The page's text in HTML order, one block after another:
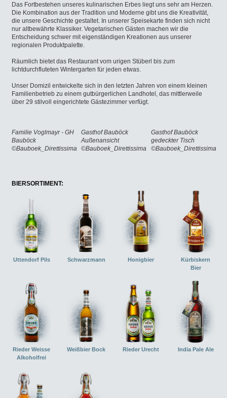
Das Fortbestehen unseres kulinarischen Erbes liegt uns sehr am Herzen.
Die Kombination aus der Tradition und Moderne gibt uns die Kreativität,
die unsere Geschichte gestaltet. In unserer Speisekarte finden sich nicht
nur altbewährte Klassiker. Vegetarischen Gästen machen wir die
Entscheidung schwer mit eigenständigen Kreationen aus unserer
regionalen Produktpalette.
Räumlich bietet das Restaurant vom urigen Stüberl bis zum
lichtdurchfluteten Wintergarten für jeden etwas.
Unser Domizil entwickelte sich in den letzten Jahren von einem kleinen
Familienbetrieb zu einem gutbürgerlichen Landhotel, das mittlerweile
über 29 stilvoll eingerichtete Gästezimmer verfügt.
Familie Voglmayr - GH
Bauböck
©Bauboek_Direttissima
Gasthof Bauböck
Außenansicht
©Bauboek_Direttissima
Gasthof Bauböck
gedeckter Tisch
©Bauboek_Direttissima
BIERSORTIMENT:
Uttendorf Pils Schwarzmann Honigbier
Kürbiskern
Bier
Rieder Weisse
Alkoholfrei
Weißbier Bock Rieder Urecht India Pale Ale